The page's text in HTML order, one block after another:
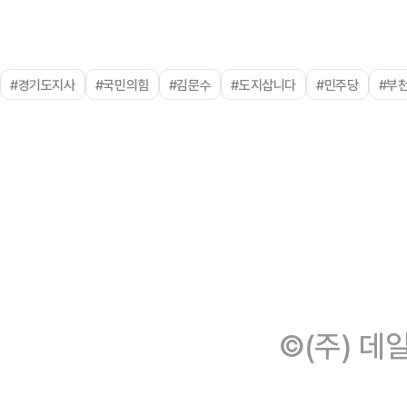
#경기도지사 #국민의힘 #김문수 #도지삽니다 #민주당 #부
©(주) 데